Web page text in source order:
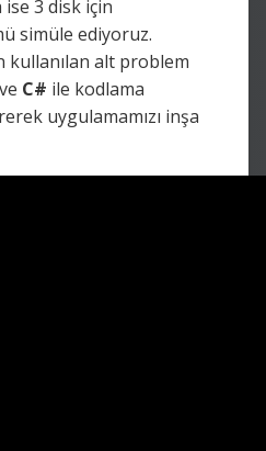
ise 3 disk için
simüle ediyoruz.
kullanılan alt problem
C# ile kodlama
uygulamamızı inşa